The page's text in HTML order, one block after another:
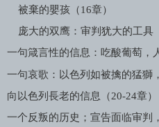
被棄的嬰孩（16章）
庞大的双鹰：审判犹大的工具
一句箴言性的信息：吃酸葡萄，
一句哀歌：以色列如被擒的猛獅
向以色列長老的信息（20-24章）
一个反叛的历史；宣告面临审判